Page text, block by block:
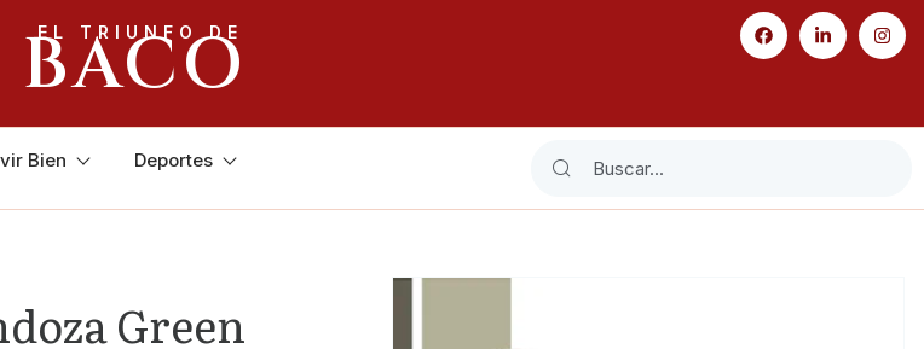
EL TRIUNFO DE
BACO
Bien Deportes
Green